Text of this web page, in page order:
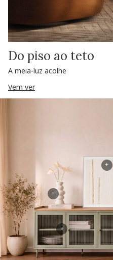
Do piso ao teto
A meia-luz acolhe
Vem ver
+
+
+